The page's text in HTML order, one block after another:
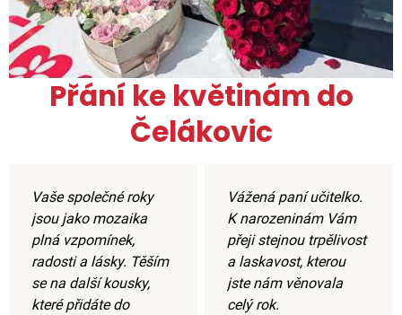
Přání ke květinám do
Čelákovic
Vaše společné roky
jsou jako mozaika
plná vzpomínek,
radosti a lásky. Těším
se na další kousky,
které přidáte do
Vážená paní učitelko.
K narozeninám Vám
přeji stejnou trpělivost
a laskavost, kterou
jste nám věnovala
celý rok.